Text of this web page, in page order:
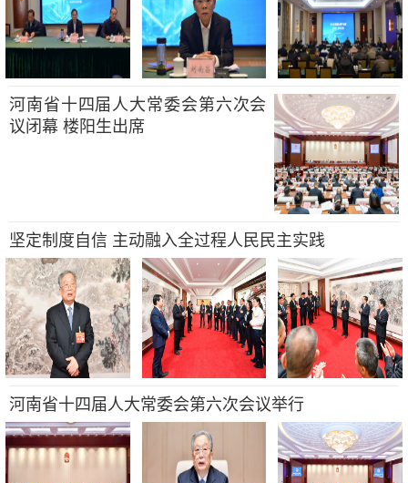
河南省十四届人大常委会第六次会
议闭幕 楼阳生出席
坚定制度自信 主动融入全过程人民民主实践
河南省十四届人大常委会第六次会议举行